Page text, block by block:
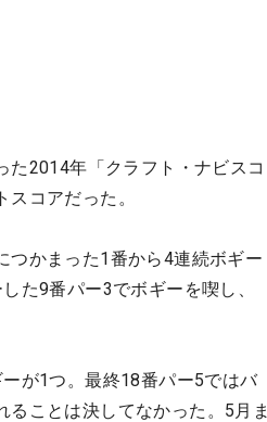
た2014年「クラフト・ナビスコ
コアだった。
つかまった1番から4連続ボギー
た9番パー3でボギーを喫し、
が1つ。最終18番パー5ではバ
ことは決してなかった。5月ま